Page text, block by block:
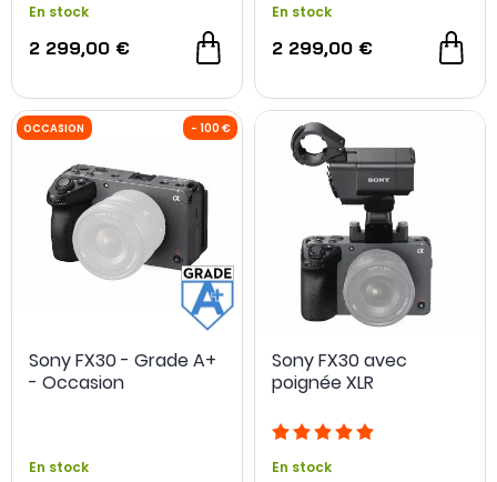
NOUVEAU
En stock
2 299,00 €
En stock
2 299,00 €
Sony FX30 - Grade A+
- Occasion
En stock
Sony FX30 avec
poignée XLR
En stock